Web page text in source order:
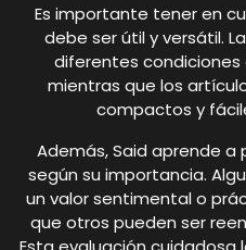
Es importante tener en
debe ser útil y versátil.
diferentes condiciones
mientras que los
compactos y
Además, Said aprende a
según su importancia.
un valor sentimental o
que otros pueden ser